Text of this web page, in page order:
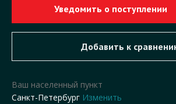
Ваш населенный пункт
Санкт-Петербург Изменить